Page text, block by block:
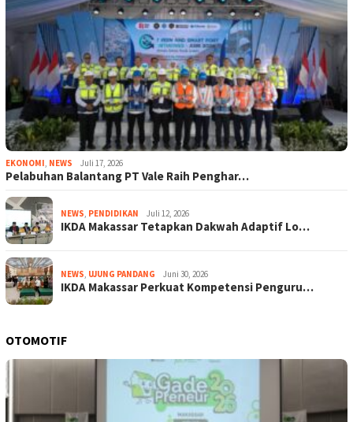
EKONOMI, NEWS Juli 17, 2026
Pelabuhan Balantang PT Vale Raih Penghar…
NEWS, PENDIDIKAN Juli 12, 2026
IKDA Makassar Tetapkan Dakwah Adaptif Lo…
NEWS, UJUNG PANDANG Juni 30, 2026
IKDA Makassar Perkuat Kompetensi Penguru…
OTOMOTIF